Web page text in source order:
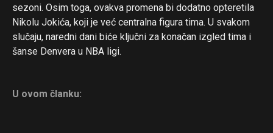
sezoni. Osim toga, ovakva promena bi dodatno opteretila
Nikolu Jokića, koji je već centralna figura tima. U svakom
slučaju, naredni dani biće ključni za konačan izgled tima i
šanse Denvera u NBA ligi.
U ovom članku: